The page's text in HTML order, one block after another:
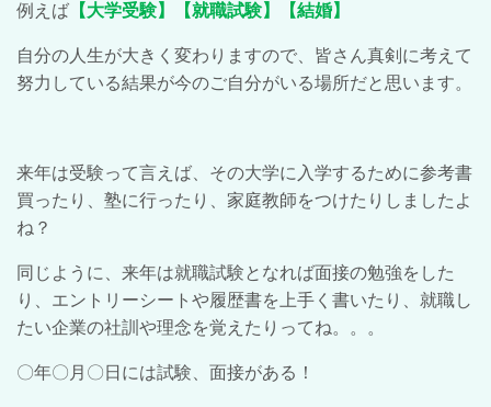
例えば 【大学受験】【就職試験】【結婚】
自分の人生が大きく変わりますので、皆さん真剣に考えて
努力している結果が今のご自分がいる場所だと思います。
来年は受験って言えば、その大学に入学するために参考書
買ったり、塾に行ったり、家庭教師をつけたりしましたよ
ね？
同じように、来年は就職試験となれば面接の勉強をした
り、エントリーシートや履歴書を上手く書いたり、就職し
たい企業の社訓や理念を覚えたりってね。。。
〇年〇月〇日には試験、面接がある！